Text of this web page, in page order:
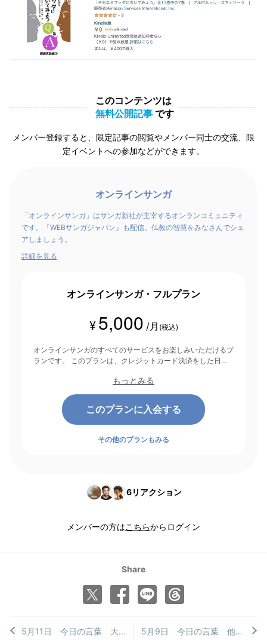
このコンテンツは
無料公開記事 です
メンバー登録すると、限定記事の閲覧やメンバー同士の交流、限
定イベントへの参加などができます。
オンラインサンガ
「オンラインサンガ」はサンガ新社が主宰するオンランコミュニティ
です。『WEBサンガジャパン』も配信。仏教の智慧をみなさんでシェ
アしましょう。
詳細を見る
オンラインサンガ・フルプラン
¥ 5,000 /月 (税込)
オンラインサンガのすべてのサービスをお楽しみいただけるプ
ランです。 このプランは、クレジットカード決済をした日を
もっとみる
このプランに入会する
その他のプランもみる
6リアクション
メンバーの方はこちらからログイン
Share
5月11日 今日の言葉 大きな悲劇の一因 5月9日 今日の言葉 他人の善行為で、自分も得をする方法